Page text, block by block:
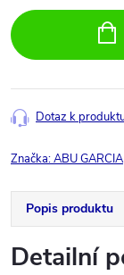
cena:
Dotaz k
Značka:ABU GARCIA
Popis produktu
Detailní